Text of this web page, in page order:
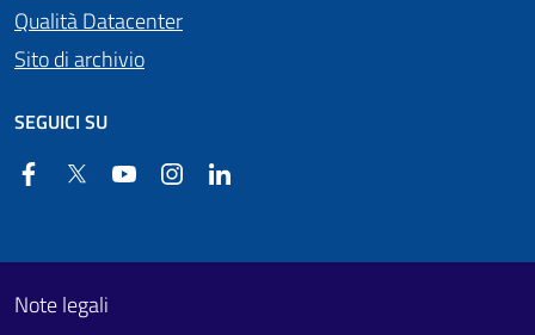
Qualità Datacenter
Sito di archivio
SEGUICI SU
FacebookTwitter YouTube Instagram
Footer First
Useful links section
Note legali